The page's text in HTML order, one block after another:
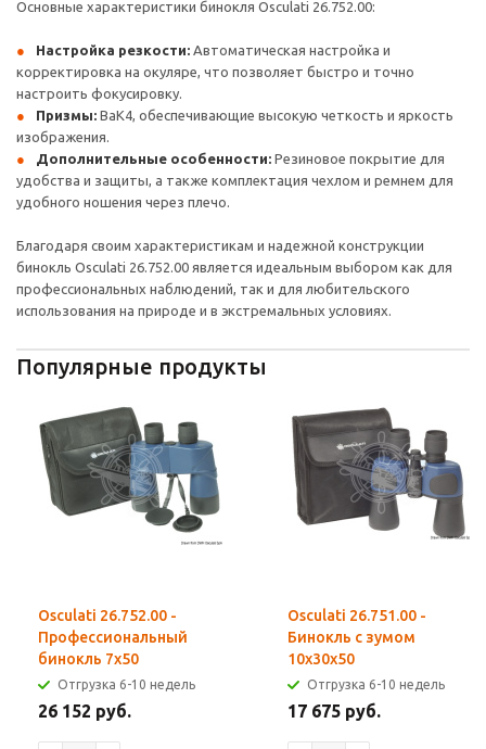
Основные характеристики бинокля Osculati 26.752.00:
Настройка резкости: Автоматическая настройка и
корректировка на окуляре, что позволяет быстро и точно
настроить фокусировку.
Призмы: BaK4, обеспечивающие высокую четкость и яркость
изображения.
Дополнительные особенности: Резиновое покрытие для
удобства и защиты, а также комплектация чехлом и ремнем для
удобного ношения через плечо.
Благодаря своим характеристикам и надежной конструкции
бинокль Osculati 26.752.00 является идеальным выбором как для
профессиональных наблюдений, так и для любительского
использования на природе и в экстремальных условиях.
Популярные продукты
Osculati 26.752.00 -
Профессиональный
бинокль 7x50
Отгрузка 6-10 недель
26 152 руб.
Osculati 26.751.00 -
Бинокль с зумом
10x30x50
Отгрузка 6-10 недель
17 675 руб.